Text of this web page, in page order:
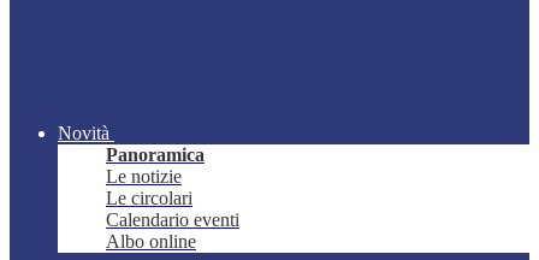
Novità
Panoramica
Le notizie
Le circolari
Calendario eventi
Albo online